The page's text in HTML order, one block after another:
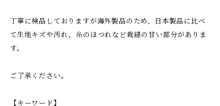
丁寧に検品しておりますが海外製品のため、日本製品に比べ
て生地キズや汚れ、糸のほつれなど裁縫の甘い部分がありま
す。
ご了承ください。
【キーワード】